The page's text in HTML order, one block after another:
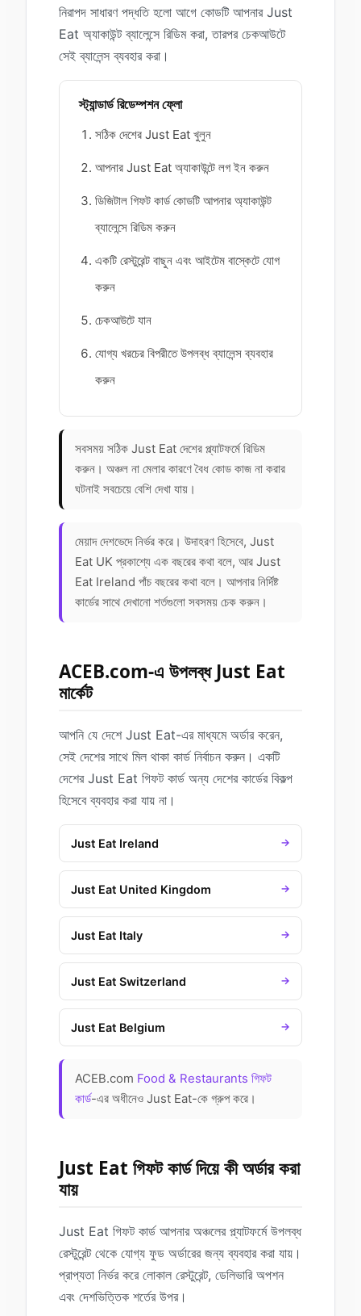
নিরাপদ সাধারণ পদ্ধতি হলো আগে কোডটি আপনার Just
Eat অ্যাকাউন্ট ব্যালেন্সে রিডিম করা, তারপর চেকআউটে
সেই ব্যালেন্স ব্যবহার করা।
স্ট্যান্ডার্ড রিডেম্পশন ফ্লো
সঠিক দেশের Just Eat খুলুন
আপনার Just Eat অ্যাকাউন্টে লগ ইন করুন
ডিজিটাল গিফট কার্ড কোডটি আপনার অ্যাকাউন্ট
ব্যালেন্সে রিডিম করুন
একটি রেস্টুরেন্ট বাছুন এবং আইটেম বাস্কেটে যোগ
করুন
চেকআউটে যান
যোগ্য খরচের বিপরীতে উপলব্ধ ব্যালেন্স ব্যবহার
করুন
সবসময় সঠিক Just Eat দেশের প্ল্যাটফর্মে রিডিম
করুন। অঞ্চল না মেলার কারণে বৈধ কোড কাজ না করার
ঘটনাই সবচেয়ে বেশি দেখা যায়।
মেয়াদ দেশভেদে নির্ভর করে। উদাহরণ হিসেবে, Just
Eat UK প্রকাশ্যে এক বছরের কথা বলে, আর Just
Eat Ireland পাঁচ বছরের কথা বলে। আপনার নির্দিষ্ট
কার্ডের সাথে দেখানো শর্তগুলো সবসময় চেক করুন।
ACEB.com-এ উপলব্ধ Just Eat
মার্কেট
আপনি যে দেশে Just Eat-এর মাধ্যমে অর্ডার করেন,
সেই দেশের সাথে মিল থাকা কার্ড নির্বাচন করুন। একটি
দেশের Just Eat গিফট কার্ড অন্য দেশের কার্ডের বিকল্প
হিসেবে ব্যবহার করা যায় না।
Just Eat Ireland →
Just Eat United Kingdom →
Just Eat Italy →
Just Eat Switzerland →
Just Eat Belgium →
ACEB.com Food & Restaurants গিফট
কার্ড-এর অধীনেও Just Eat-কে গ্রুপ করে।
Just Eat গিফট কার্ড দিয়ে কী অর্ডার করা
যায়
Just Eat গিফট কার্ড আপনার অঞ্চলের প্ল্যাটফর্মে উপলব্ধ
রেস্টুরেন্ট থেকে যোগ্য ফুড অর্ডারের জন্য ব্যবহার করা যায়।
প্রাপ্যতা নির্ভর করে লোকাল রেস্টুরেন্ট, ডেলিভারি অপশন
এবং দেশভিত্তিক শর্তের উপর।